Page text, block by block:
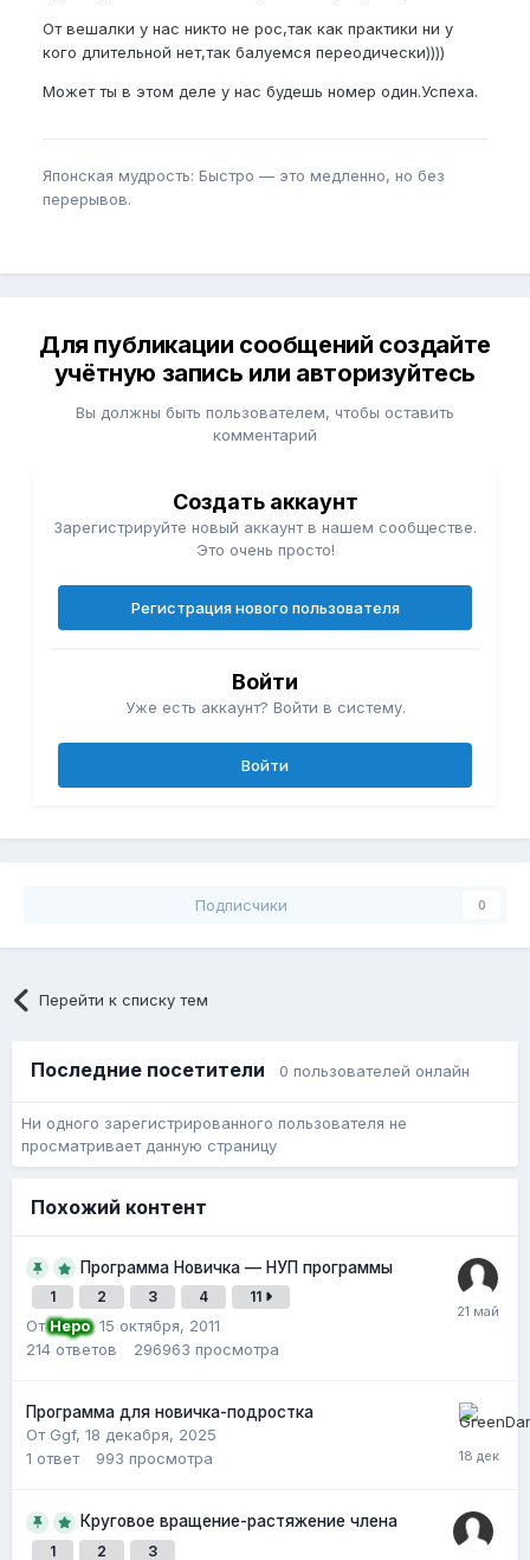
От вешалки у нас никто не рос,так как практики ни у
кого длительной нет,так балуемся переодически))))
Может ты в этом деле у нас будешь номер один.Успеха.
Японская мудрость: Быстро — это медленно, но без
перерывов.
Для публикации сообщений создайте
учётную запись или авторизуйтесь
Вы должны быть пользователем, чтобы оставить
комментарий
Создать аккаунт
Зарегистрируйте новый аккаунт в нашем сообществе.
Это очень просто!
Регистрация нового пользователя
Войти
Уже есть аккаунт? Войти в систему.
Войти
Подписчики 0
Перейти к списку тем
Последние посетители 0 пользователей онлайн
Ни одного зарегистрированного пользователя не
просматривает данную страницу
Похожий контент
Программа Новичка — НУП программы
1 2 3 4 11
ОтНеро,15 октября, 2011
214 ответов 296963 просмотра
Программа для новичка-подростка
От Ggf, 18 декабря, 2025
1 ответ 993 просмотра
Круговое вращение-растяжение члена
1 2 3